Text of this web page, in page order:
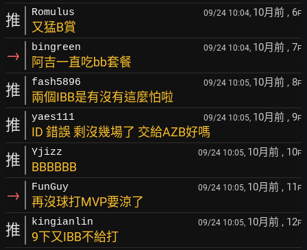
推 Romulus 09/24 10:04, 10月前 , 6F
又猛B賞
→ bingreen 09/24 10:04, 10月前 , 7F
阿吉一直吃bb套餐
推 fash5896 09/24 10:05, 10月前 , 8F
兩個IBB是有沒有這麼怕啦
推 yaes111 09/24 10:05, 10月前 , 9F
ID 錯誤 剩沒幾場了 交給AZB好嗎
推 Yjizz 09/24 10:05, 10月前 , 10F
BBBBBB
→ FunGuy 09/24 10:05, 10月前 , 11 F
再沒球打MVP要涼了
推 kingianlin 09/24 10:05, 10月前 , 12F
9下又IBB不給打